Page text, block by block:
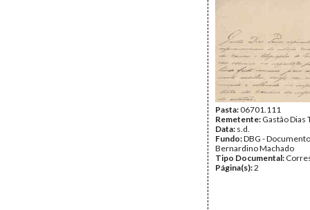
Pasta:06701.111
Remetente: Gastão Dias
Data: s.d.
Fundo:DBG -
Bernardino Machado
Tipo Documental:
Página(s):2